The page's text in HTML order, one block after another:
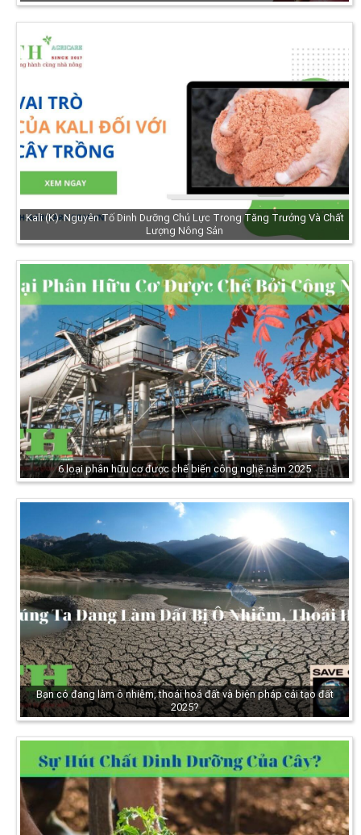
Kali (K): Nguyên Tố Dinh Dưỡng Chủ Lực Trong Tăng Trưởng Và Chất
Lượng Nông Sản
6 loại phân hữu cơ được chế biến công nghệ năm 2025
Bạn có đang làm ô nhiễm, thoái hoá đất và biện pháp cải tạo đất
2025?